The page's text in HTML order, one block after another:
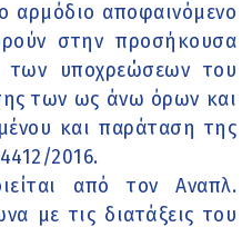
αρμόδιο αποφαινόμενο
στην προσήκουσα
υποχρεώσεων του
των ως άνω όρων και
και παράταση της
2016.
από τον Αναπλ.
με τις διατάξεις του